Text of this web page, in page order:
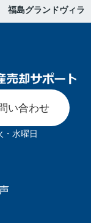
福島グランドヴィラ
い合わせ
・水曜日